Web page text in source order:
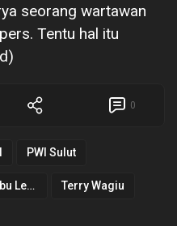
seorang wartawan
Tentu hal itu
0
PWI Sulut
RM Dabu Dabu Lemong Terry Wagiu